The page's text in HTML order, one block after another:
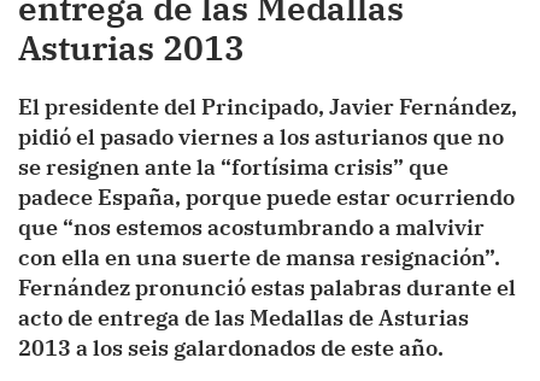
Asturias 2013
El presidente del Principado, Javier Fernández,
pidió el pasado viernes a los asturianos que no
se resignen ante la “fortísima crisis” que
padece España, porque puede estar ocurriendo
que “nos estemos acostumbrando a malvivir
con ella en una suerte de mansa resignación”.
Fernández pronunció estas palabras durante el
acto de entrega de las Medallas de Asturias
2013 a los seis galardonados de este año.